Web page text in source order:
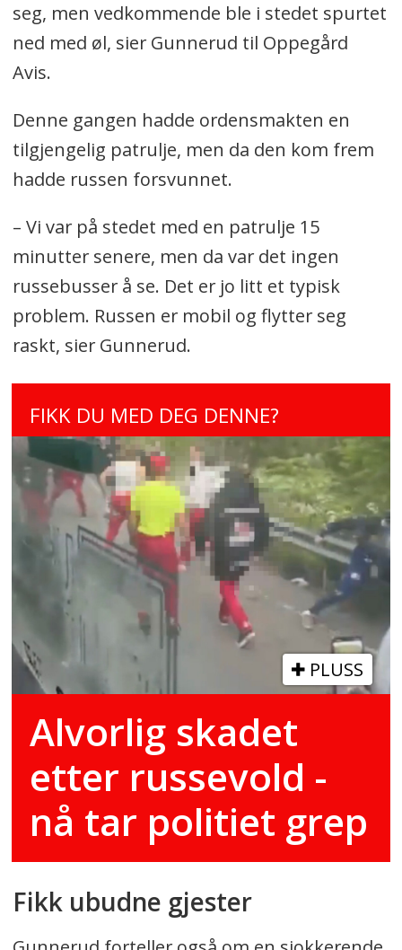
seg, men vedkommende ble i stedet spurtet
ned med øl, sier Gunnerud til Oppegård
Avis.
Denne gangen hadde ordensmakten en
tilgjengelig patrulje, men da den kom frem
hadde russen forsvunnet.
– Vi var på stedet med en patrulje 15
minutter senere, men da var det ingen
russebusser å se. Det er jo litt et typisk
problem. Russen er mobil og flytter seg
raskt, sier Gunnerud.
FIKK DU MED DEG DENNE?
PLUSS
Alvorlig skadet
etter russevold -
nå tar politiet grep
Fikk ubudne gjester